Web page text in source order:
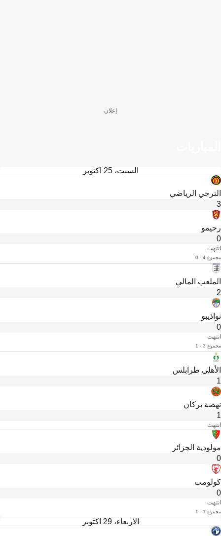
إعلان
السبت، 25 أكتوبر
الترجي الرياضي
3
رحيمو
0
انتهت
مجموع 4 - 0
الملعب المالي
2
نواذيبو
0
انتهت
مجموع 3 - 1
الأهلي طرابلس
1
نهضة بركان
1
انتهت
مولودية الجزائر
0
كولومب
0
انتهت
مجموع 1 - 1
الأربعاء، 29 أكتوبر